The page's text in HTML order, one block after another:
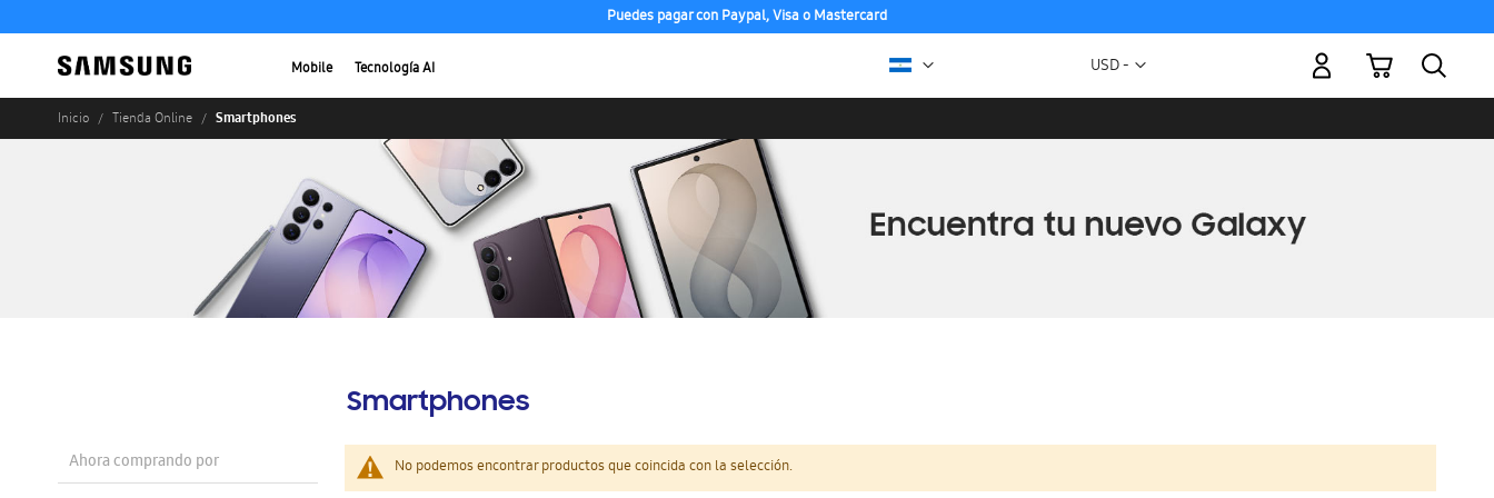
Puedes pagar con Paypal, Visa o Mastercard
Mobile Tecnología AI Moneda
USD -
Mi carrito
Inicio Tienda Online Smartphones
Smartphones
No podemos encontrar productos que coincida con la selección.
Ahora comprando por